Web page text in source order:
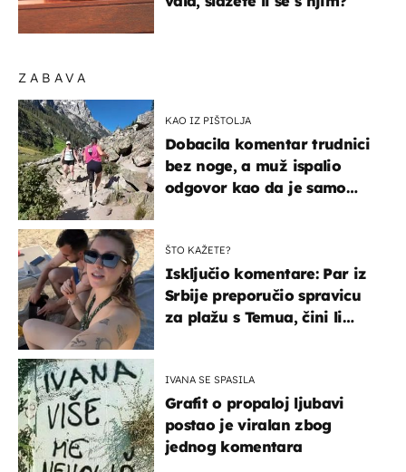
ZABAVA
KAO IZ PIŠTOLJA
Dobacila komentar trudnici
bez noge, a muž ispalio
odgovor kao da je samo
ŠTO KAŽETE?
Isključio komentare: Par iz
Srbije preporučio spravicu
za plažu s Temua, čini li
IVANA SE SPASILA
Grafit o propaloj ljubavi
postao je viralan zbog
jednog komentara